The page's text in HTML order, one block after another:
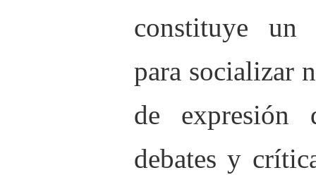
constituye un
para socializar
de expresión
debates y